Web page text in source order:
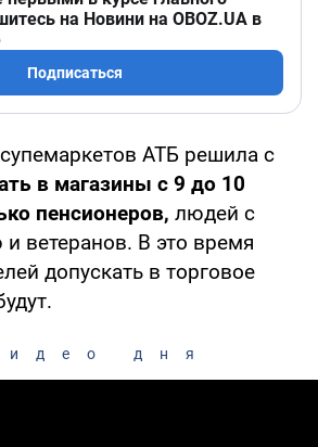
на Новини на OBOZ.UA в
Подписаться
АТБ решила с
в магазины с 9 до 10
пенсионеров, людей с
ветеранов. В это время
допускать в торговое
дня